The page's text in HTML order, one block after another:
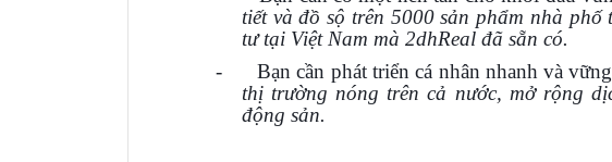
tiết và đồ sộ trên 5000 sản phẩm nhà
tư tại Việt Nam mà 2dhReal đã sẵn có.
-
Bạn cần phát triển cá nhân nhanh và
thị trường nóng trên cả nước, mở rộng
động sản.